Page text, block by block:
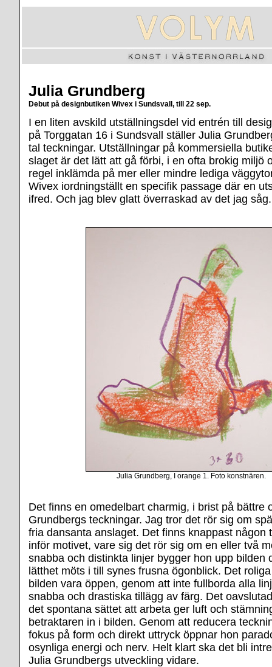
Julia Grundberg
Debut på designbutiken Wivex i Sundsvall, till 22 sep.
I en liten avskild utställningsdel vid entrén till
på Torggatan 16 i Sundsvall ställer Julia
tal teckningar. Utställningar på kommersiella
slaget är det lätt att gå förbi, i en ofta brokig miljö
regel inklämda på mer eller mindre lediga
Wivex iordningställt en specifik passage där en
ifred. Och jag blev glatt överraskad av det jag såg.
Julia Grundberg, I orange 1. Foto konstnären.
Det finns en omedelbart charmig, i brist på bättre
Grundbergs teckningar. Jag tror det rör sig om
fria dansanta anslaget. Det finns knappast någon
inför motivet, vare sig det rör sig om en eller två
snabba och distinkta linjer bygger hon upp bilden
lätthet möts i till synes frusna ögonblick. Det
bilden vara öppen, genom att inte fullborda alla
snabba och drastiska tillägg av färg. Det
det spontana sättet att arbeta ger luft och
betraktaren in i bilden. Genom att reducera
fokus på form och direkt uttryck öppnar hon
osynliga energi och nerv. Helt klart ska det bli
Julia Grundbergs utveckling vidare.